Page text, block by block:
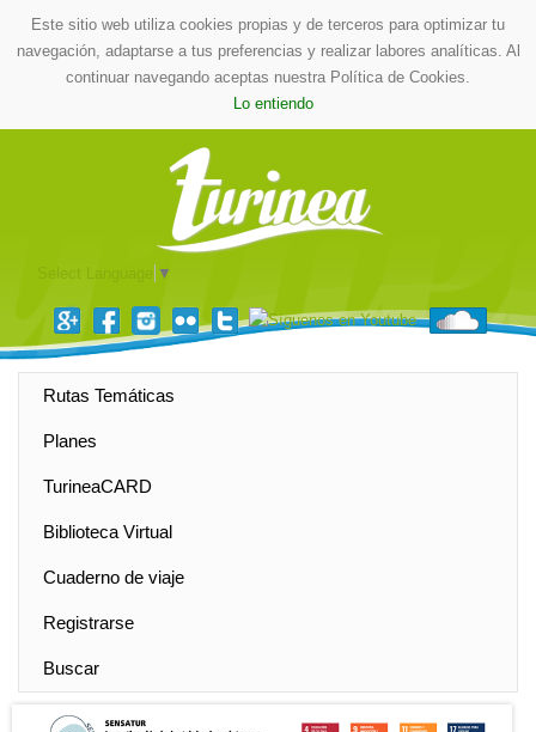
Este sitio web utiliza cookies propias y de terceros para optimizar tu
navegación, adaptarse a tus preferencias y realizar labores analíticas. Al
continuar navegando aceptas nuestra Política de Cookies.
Lo entiendo
▼
Rutas Temáticas
Planes
TurineaCARD
Biblioteca Virtual
Cuaderno de viaje
Registrarse
Buscar